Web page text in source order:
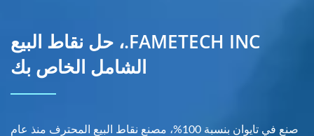
FAMETECH INC.، حل نقاط البيع
الشامل الخاص بك
صنع في تايوان بنسبة 100%، مصنع نقاط البيع المحترف منذ عام